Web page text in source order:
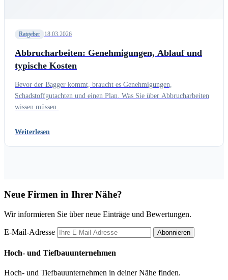
Ratgeber 18.03.2026
Abbrucharbeiten: Genehmigungen, Ablauf und
typische Kosten
Bevor der Bagger kommt, braucht es Genehmigungen,
Schadstoffgutachten und einen Plan. Was Sie über Abbrucharbeiten
wissen müssen.
Weiterlesen
Neue Firmen in Ihrer Nähe?
Wir informieren Sie über neue Einträge und Bewertungen.
E-Mail-Adresse Abonnieren
Hoch- und Tiefbauunternehmen
Hoch- und Tiefbauunternehmen in deiner Nähe finden.